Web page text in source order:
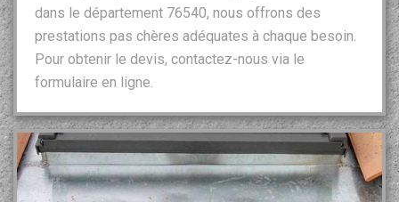
dans le département 76540, nous offrons des
prestations pas chères adéquates à chaque besoin.
Pour obtenir le devis, contactez-nous via le
formulaire en ligne.